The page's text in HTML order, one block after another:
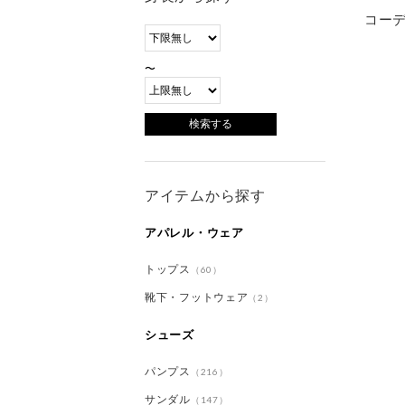
〜
アイテムから探す
アパレル・ウェア
トップス （60）
靴下・フットウェア （2）
シューズ
パンプス （216）
サンダル （147）
コー